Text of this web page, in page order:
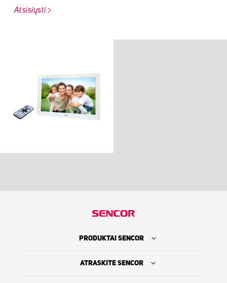
Atsisiųsti
PRODUKTAI SENCOR
ATRASKITE SENCOR